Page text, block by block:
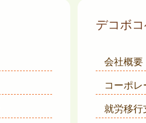
デコボ
会社概要
コーポレ
就労移行